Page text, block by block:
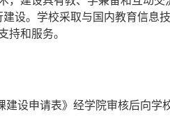
，建设具有教、学兼备和互动交
设。学校采取与国内教育信息技
持和服务。
设申请表》经学院审核后向学